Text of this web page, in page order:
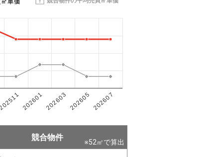
単価
202601202603 202605 202607
競合物件 ※52㎡で算出